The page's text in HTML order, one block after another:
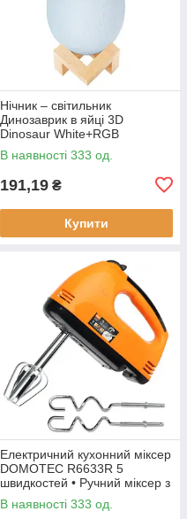
Нічник – світильник
Динозаврик в яйці 3D
Dinosaur White+RGB
Настільна акумуляторна LED
лампа з пультом ДУ
В наявності 333 од.
191,19 ₴
Купити
Електричний кухонний міксер
DOMOTEC R6633R 5
швидкостей • Ручний міксер з
насадками для збивання та
замішування тіста
В наявності 333 од.